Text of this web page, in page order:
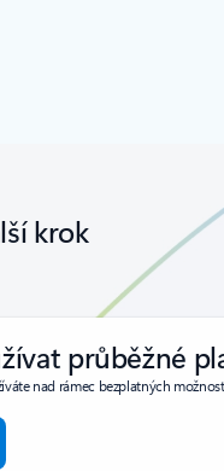
krok
průběžné
nad rámec bezplatných